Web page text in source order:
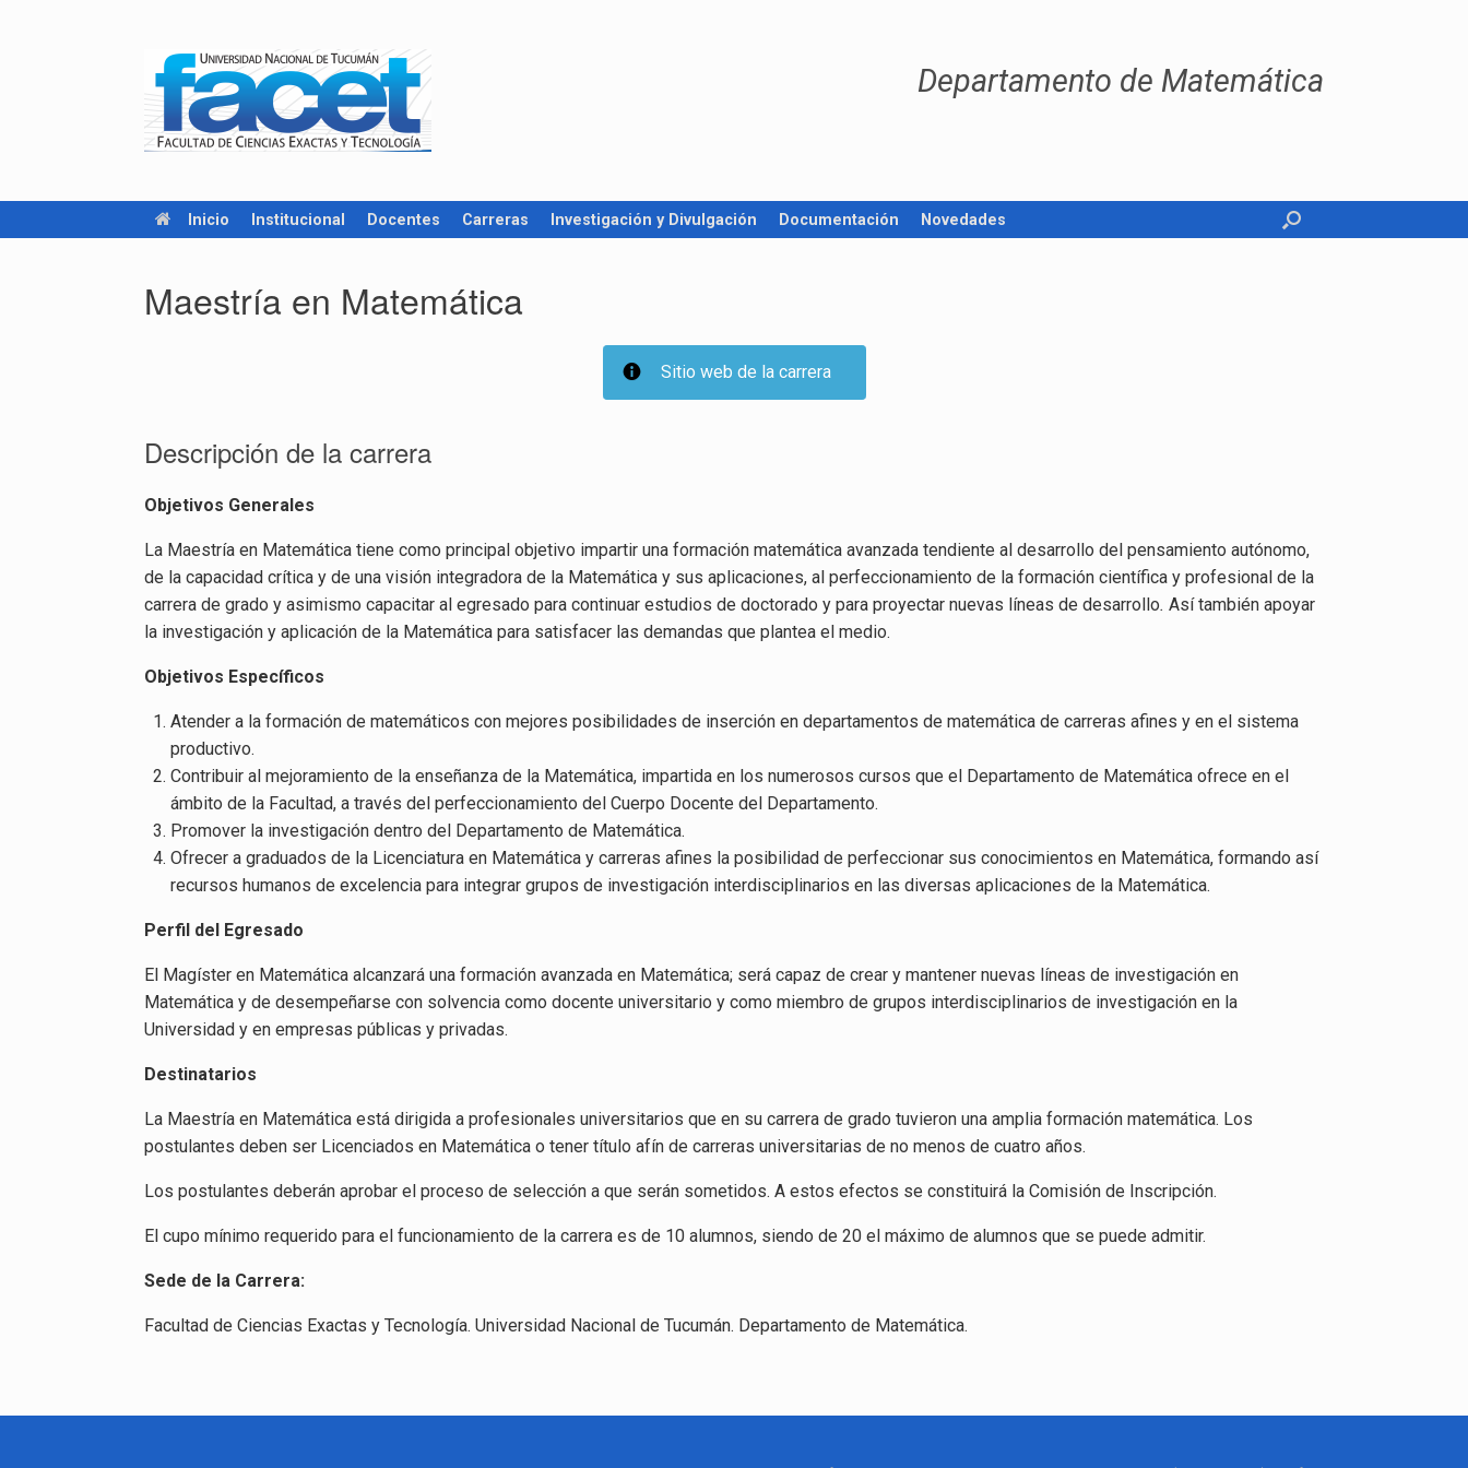
Departamento de Matemática
Inicio Institucional Docentes Carreras Investigación y Divulgación Documentación Novedades
Maestría en Matemática
Sitio web de la carrera
Descripción de la carrera
Objetivos Generales
La Maestría en Matemática tiene como principal objetivo impartir una formación matemática avanzada tendiente al desarrollo del pensamiento autónomo,
de la capacidad crítica y de una visión integradora de la Matemática y sus aplicaciones, al perfeccionamiento de la formación científica y profesional de la
carrera de grado y asimismo capacitar al egresado para continuar estudios de doctorado y para proyectar nuevas líneas de desarrollo. Así también apoyar
la investigación y aplicación de la Matemática para satisfacer las demandas que plantea el medio.
Objetivos Específicos
Atender a la formación de matemáticos con mejores posibilidades de inserción en departamentos de matemática de carreras afines y en el sistema
productivo.
Contribuir al mejoramiento de la enseñanza de la Matemática, impartida en los numerosos cursos que el Departamento de Matemática ofrece en el
ámbito de la Facultad, a través del perfeccionamiento del Cuerpo Docente del Departamento.
Promover la investigación dentro del Departamento de Matemática.
Ofrecer a graduados de la Licenciatura en Matemática y carreras afines la posibilidad de perfeccionar sus conocimientos en Matemática, formando así
recursos humanos de excelencia para integrar grupos de investigación interdisciplinarios en las diversas aplicaciones de la Matemática.
Perfil del Egresado
El Magíster en Matemática alcanzará una formación avanzada en Matemática; será capaz de crear y mantener nuevas líneas de investigación en
Matemática y de desempeñarse con solvencia como docente universitario y como miembro de grupos interdisciplinarios de investigación en la
Universidad y en empresas públicas y privadas.
Destinatarios
La Maestría en Matemática está dirigida a profesionales universitarios que en su carrera de grado tuvieron una amplia formación matemática. Los
postulantes deben ser Licenciados en Matemática o tener título afín de carreras universitarias de no menos de cuatro años.
Los postulantes deberán aprobar el proceso de selección a que serán sometidos. A estos efectos se constituirá la Comisión de Inscripción.
El cupo mínimo requerido para el funcionamiento de la carrera es de 10 alumnos, siendo de 20 el máximo de alumnos que se puede admitir.
Sede de la Carrera:
Facultad de Ciencias Exactas y Tecnología. Universidad Nacional de Tucumán. Departamento de Matemática.